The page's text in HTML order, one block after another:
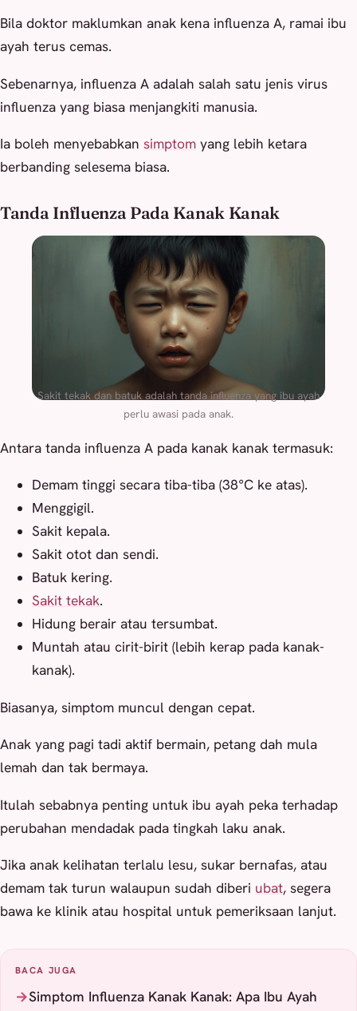
Bila doktor maklumkan anak kena influenza A, ramai ibu
ayah terus cemas.
Sebenarnya, influenza A adalah salah satu jenis virus
influenza yang biasa menjangkiti manusia.
Ia boleh menyebabkan simptom yang lebih ketara
berbanding selesema biasa.
Tanda Influenza Pada Kanak Kanak
Sakit tekak dan batuk adalah tanda influenza yang ibu ayah
perlu awasi pada anak.
Antara tanda influenza A pada kanak kanak termasuk:
Demam tinggi secara tiba-tiba (38°C ke atas).
Menggigil.
Sakit kepala.
Sakit otot dan sendi.
Batuk kering.
Sakit tekak.
Hidung berair atau tersumbat.
Muntah atau cirit-birit (lebih kerap pada kanak-
kanak).
Biasanya, simptom muncul dengan cepat.
Anak yang pagi tadi aktif bermain, petang dah mula
lemah dan tak bermaya.
Itulah sebabnya penting untuk ibu ayah peka terhadap
perubahan mendadak pada tingkah laku anak.
Jika anak kelihatan terlalu lesu, sukar bernafas, atau
demam tak turun walaupun sudah diberi ubat, segera
bawa ke klinik atau hospital untuk pemeriksaan lanjut.
BACA JUGA
Simptom Influenza Kanak Kanak: Apa Ibu Ayah